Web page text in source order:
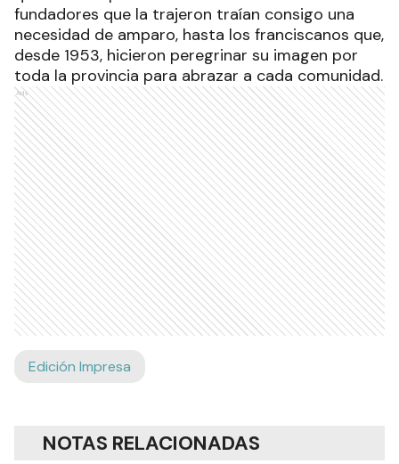
fundadores que la trajeron traían consigo una
necesidad de amparo, hasta los franciscanos que,
desde 1953, hicieron peregrinar su imagen por
toda la provincia para abrazar a cada comunidad.
Ads
Edición Impresa
NOTAS RELACIONADAS